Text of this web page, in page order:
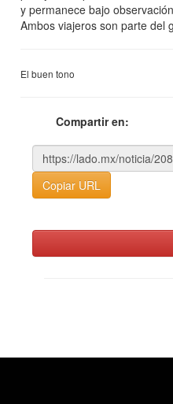
y permanece bajo
Ambos viajeros son parte del
El buen tono
Compartir en:
Copiar URL